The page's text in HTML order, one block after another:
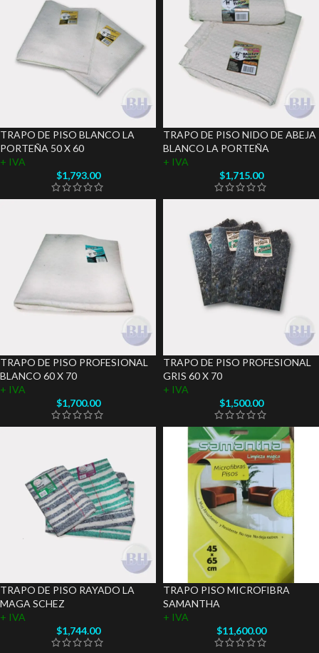
TRAPO DE PISO BLANCO LA
PORTEÑA 50 X 60
+ IVA
$1,793.00
TRAPO DE PISO NIDO DE ABEJA
BLANCO LA PORTEÑA
+ IVA
$1,715.00
TRAPO DE PISO PROFESIONAL
BLANCO 60 X 70
+ IVA
$1,700.00
TRAPO DE PISO PROFESIONAL
GRIS 60 X 70
+ IVA
$1,500.00
TRAPO DE PISO RAYADO LA
MAGA SCHEZ
+ IVA
$1,744.00
TRAPO PISO MICROFIBRA
SAMANTHA
+ IVA
$11,600.00